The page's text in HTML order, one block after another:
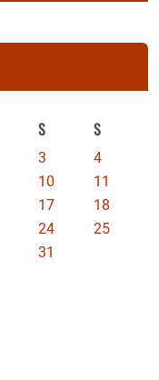
S S
3
4
10
11
17
18
24
25
31